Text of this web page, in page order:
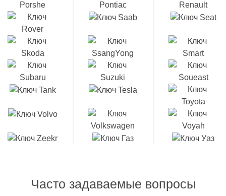
Часто задаваемые вопросы